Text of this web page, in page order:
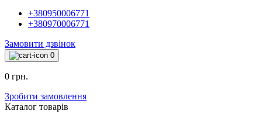
+380950006771
+380970006771
Замовити дзвінок
0
0 грн.
Зробити замовлення
Каталог товарiв